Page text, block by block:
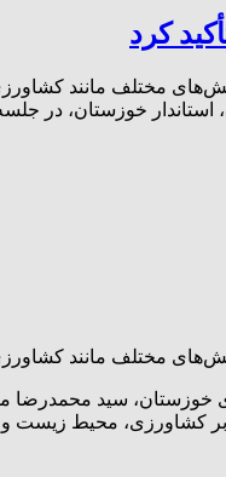
کرد
مختلف مانند
خوزستان، در جلسه
مختلف مانند
بر کشاورزی، محیط زیست